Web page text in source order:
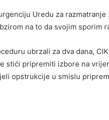
Uredu za
na to da svojim sporim
ubrzali za dva dana,
stići pripremiti izbore na
opstrukcije u smislu